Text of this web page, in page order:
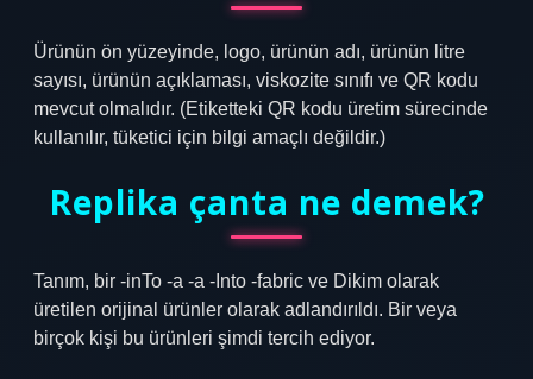
Ürünün ön yüzeyinde, logo, ürünün adı, ürünün litre
sayısı, ürünün açıklaması, viskozite sınıfı ve QR kodu
mevcut olmalıdır. (Etiketteki QR kodu üretim sürecinde
kullanılır, tüketici için bilgi amaçlı değildir.)
Replika çanta ne demek?
Tanım, bir -inTo -a -a -Into -fabric ve Dikim olarak
üretilen orijinal ürünler olarak adlandırıldı. Bir veya
birçok kişi bu ürünleri şimdi tercih ediyor.